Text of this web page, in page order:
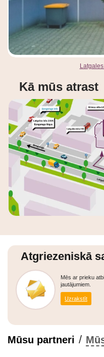
Kā mūs atrast
Mūsu partneri /
Atgriezeniskā
Mēs ar prieku
jautājumiem.
Uzrakstīt